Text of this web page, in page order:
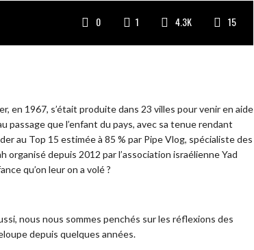
0 1 4.3K 15
en 1967, s’était produite dans 23 villes pour venir en aide
que l’enfant du pays, avec sa tenue rendant
au Top 15 estimée à 85 % par Pipe Vlog, spécialiste des
depuis 2012 par l’association israélienne Yad
qu’on leur on a volé ?
nous nous sommes penchés sur les réflexions des
depuis quelques années.